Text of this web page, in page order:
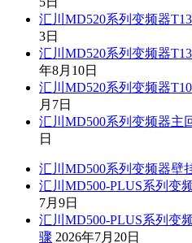
汇川MD520系列变频器
3日
汇川MD520系列变频器
年8月10日
汇川MD520系列变频器
月7日
汇川MD500系列变频器主
日
汇川MD500系列变频器壁
汇川MD500-PLUS系列变
7月9日
汇川MD500-PLUS系列变
骤 2026年7月20日